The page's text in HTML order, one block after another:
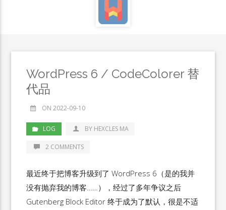
WordPress 6 / CodeColorer 替
代品
ON 2022-09-10
LOG BY HEXCLES MA
2 COMMENTS
最近终于把博客升级到了 WordPress 6（是的我并
没有抛弃我的博客……），经过了多年争议之后
Gutenberg Block Editor 终于成为了默认，很是不适